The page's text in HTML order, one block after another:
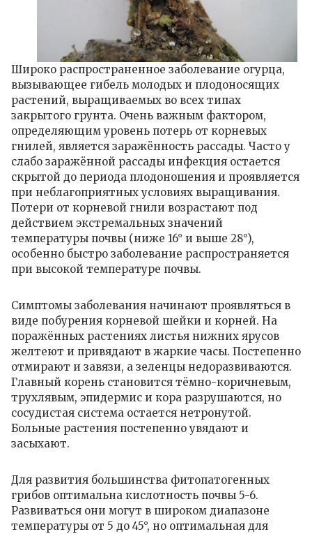
Широко распространенное заболевание огурца,
вызывающее гибель молодых и плодоносящих
растений, выращиваемых во всех типах
закрытого грунта. Очень важным фактором,
определяющим уровень потерь от корневых
гнилей, является заражённость рассады. Часто у
слабо заражённой рассады инфекция остается
скрытой до периода плодоношения и проявляется
при неблагоприятных условиях выращивания.
Потери от корневой гнили возрастают под
действием экстремальных значений
температуры почвы (ниже 16° и выше 28°),
особенно быстро заболевание распространяется
при высокой температуре почвы.
Симптомы заболевания начинают проявляться в
виде побурения корневой шейки и корней. На
поражённых растениях листья нижних ярусов
желтеют и привядают в жаркие часы. Постепенно
отмирают и завязи, а зеленцы недоразвиваются.
Главный корень становится тёмно-коричневым,
трухлявым, эпидермис и кора разрушаются, но
сосудистая система остается нетронутой.
Больные растения постепенно увядают и
засыхают.
Для развития большинства фитопатогенных
грибов оптимальна кислотность почвы 5-6.
Развиваться они могут в широком диапазоне
температуры от 5 до 45°, но оптимальная для